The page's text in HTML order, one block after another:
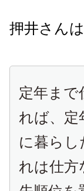
押井さん
定年ま
れば、定
に暮ら
れは仕